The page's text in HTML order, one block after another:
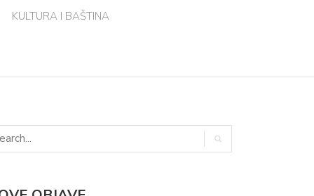
KULTURA I BAŠTINA